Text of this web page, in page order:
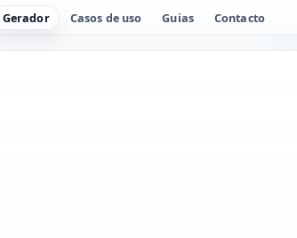
Gerador Casos de uso Guias Contacto